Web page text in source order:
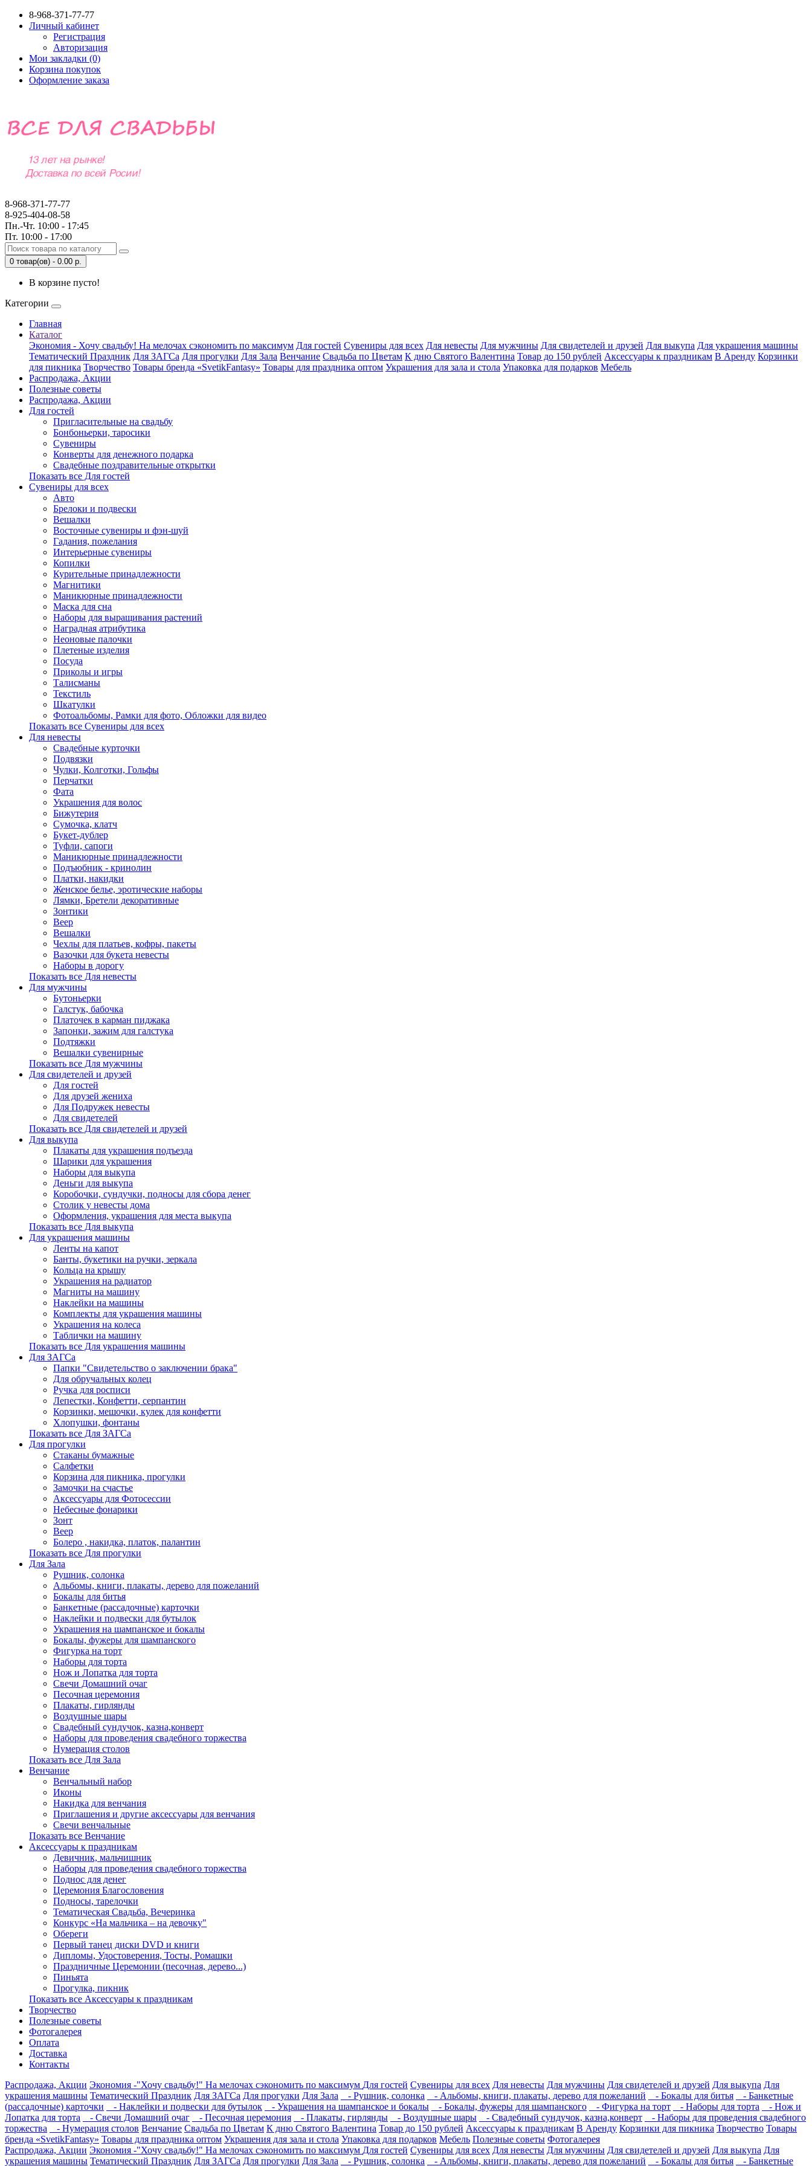
8-968-371-77-77
Личный кабинет
Регистрация
Авторизация
Мои закладки (0)
Корзина покупок
Оформление заказа
8-968-371-77-77
8-925-404-08-58
Пн.-Чт. 10:00 - 17:45
Пт. 10:00 - 17:00
0 товар(ов) - 0.00 р.
В корзине пусто!
Категории
Главная
Каталог
Экономия - Хочу свадьбу! На мелочах сэкономить по максимум Для гостей Сувениры для всех Для невесты Для мужчины Для свидетелей и друзей Для выкупа Для украшения машины
Тематический Праздник Для ЗАГСа Для прогулки Для Зала Венчание Свадьба по Цветам К дню Святого Валентина Товар до 150 рублей Аксессуары к праздникам В Аренду Корзинки
для пикника Творчество Товары бренда «SvetikFantasy» Товары для праздника оптом Украшения для зала и стола Упаковка для подарков Мебель
Распродажа, Акции
Полезные советы
Распродажа, Акции
Для гостей
Пригласительные на свадьбу
Бонбоньерки, таросики
Сувениры
Конверты для денежного подарка
Свадебные поздравительные открытки
Показать все Для гостей
Сувениры для всех
Авто
Брелоки и подвески
Вешалки
Восточные сувениры и фэн-шуй
Гадания, пожелания
Интерьерные сувениры
Копилки
Курительные принадлежности
Магнитики
Маникюрные принадлежности
Маска для сна
Наборы для выращивания растений
Наградная атрибутика
Неоновые палочки
Плетеные изделия
Посуда
Приколы и игры
Талисманы
Текстиль
Шкатулки
Фотоальбомы, Рамки для фото, Обложки для видео
Показать все Сувениры для всех
Для невесты
Свадебные курточки
Подвязки
Чулки, Колготки, Гольфы
Перчатки
Фата
Украшения для волос
Бижутерия
Сумочка, клатч
Букет-дублер
Туфли, сапоги
Маникюрные принадлежности
Подъюбник - кринолин
Платки, накидки
Женское белье, эротические наборы
Лямки, Бретели декоративные
Зонтики
Веер
Вешалки
Чехлы для платьев, кофры, пакеты
Вазочки для букета невесты
Наборы в дорогу
Показать все Для невесты
Для мужчины
Бутоньерки
Галстук, бабочка
Платочек в карман пиджака
Запонки, зажим для галстука
Подтяжки
Вешалки сувенирные
Показать все Для мужчины
Для свидетелей и друзей
Для гостей
Для друзей жениха
Для Подружек невесты
Для свидетелей
Показать все Для свидетелей и друзей
Для выкупа
Плакаты для украшения подъезда
Шарики для украшения
Наборы для выкупа
Деньги для выкупа
Коробочки, сундучки, подносы для сбора денег
Столик у невесты дома
Оформления, украшения для места выкупа
Показать все Для выкупа
Для украшения машины
Ленты на капот
Банты, букетики на ручки, зеркала
Кольца на крышу
Украшения на радиатор
Магниты на машину
Наклейки на машины
Комплекты для украшения машины
Украшения на колеса
Таблички на машину
Показать все Для украшения машины
Для ЗАГСа
Папки "Свидетельство о заключении брака"
Для обручальных колец
Ручка для росписи
Лепестки, Конфетти, серпантин
Корзинки, мешочки, кулек для конфетти
Хлопушки, фонтаны
Показать все Для ЗАГСа
Для прогулки
Стаканы бумажные
Салфетки
Корзина для пикника, прогулки
Замочки на счастье
Аксессуары для Фотосессии
Небесные фонарики
Зонт
Веер
Болеро , накидка, платок, палантин
Показать все Для прогулки
Для Зала
Рушник, солонка
Альбомы, книги, плакаты, дерево для пожеланий
Бокалы для битья
Банкетные (рассадочные) карточки
Наклейки и подвески для бутылок
Украшения на шампанское и бокалы
Бокалы, фужеры для шампанского
Фигурка на торт
Наборы для торта
Нож и Лопатка для торта
Свечи Домашний очаг
Песочная церемония
Плакаты, гирлянды
Воздушные шары
Свадебный сундучок, казна,конверт
Наборы для проведения свадебного торжества
Нумерация столов
Показать все Для Зала
Венчание
Венчальный набор
Иконы
Накидка для венчания
Приглашения и другие аксессуары для венчания
Свечи венчальные
Показать все Венчание
Аксессуары к праздникам
Девичник, мальчишник
Наборы для проведения свадебного торжества
Поднос для денег
Церемония Благословения
Подносы, тарелочки
Тематическая Свадьба, Вечеринка
Конкурс «На мальчика – на девочку"
Обереги
Первый танец диски DVD и книги
Дипломы, Удостоверения, Тосты, Ромашки
Праздничные Церемонии (песочная, дерево...)
Пиньята
Прогулка, пикник
Показать все Аксессуары к праздникам
Творчество
Полезные советы
Фотогалерея
Оплата
Доставка
Контакты
Распродажа, Акции Экономия -"Хочу свадьбу!" На мелочах сэкономить по максимум Для гостей Сувениры для всех Для невесты Для мужчины Для свидетелей и друзей Для выкупа Для
украшения машины Тематический Праздник Для ЗАГСа Для прогулки Для Зала - Рушник, солонка - Альбомы, книги, плакаты, дерево для пожеланий - Бокалы для битья
- Банкетные
(рассадочные) карточки
- Наклейки и подвески для бутылок - Украшения на шампанское и бокалы - Бокалы, фужеры для шампанского - Фигурка на торт - Наборы для торта
- Нож и
Лопатка для торта
- Свечи Домашний очаг - Песочная церемония - Плакаты, гирлянды - Воздушные шары - Свадебный сундучок, казна,конверт
- Наборы для проведения свадебного
торжества
- Нумерация столов Венчание Свадьба по Цветам К дню Святого Валентина Товар до 150 рублей Аксессуары к праздникам В Аренду Корзинки для пикника Творчество Товары
бренда «SvetikFantasy» Товары для праздника оптом Украшения для зала и стола Упаковка для подарков Мебель Полезные советы Фотогалерея
Распродажа, Акции Экономия -"Хочу свадьбу!" На мелочах сэкономить по максимум Для гостей Сувениры для всех Для невесты Для мужчины Для свидетелей и друзей Для выкупа Для
украшения машины Тематический Праздник Для ЗАГСа Для прогулки Для Зала - Рушник, солонка - Альбомы, книги, плакаты, дерево для пожеланий - Бокалы для битья - Банкетные